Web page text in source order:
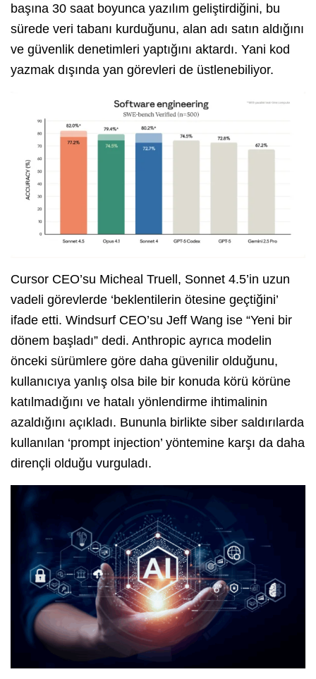
başına 30 saat boyunca yazılım geliştirdiğini, bu
sürede veri tabanı kurduğunu, alan adı satın aldığını
ve güvenlik denetimleri yaptığını aktardı. Yani kod
yazmak dışında yan görevleri de üstlenebiliyor.
Cursor CEO’su Micheal Truell, Sonnet 4.5’in uzun
vadeli görevlerde ‘beklentilerin ötesine geçtiğini’
ifade etti. Windsurf CEO’su Jeff Wang ise “Yeni bir
dönem başladı” dedi. Anthropic ayrıca modelin
önceki sürümlere göre daha güvenilir olduğunu,
kullanıcıya yanlış olsa bile bir konuda körü körüne
katılmadığını ve hatalı yönlendirme ihtimalinin
azaldığını açıkladı. Bununla birlikte siber saldırılarda
kullanılan ‘prompt injection’ yöntemine karşı da daha
dirençli olduğu vurguladı.